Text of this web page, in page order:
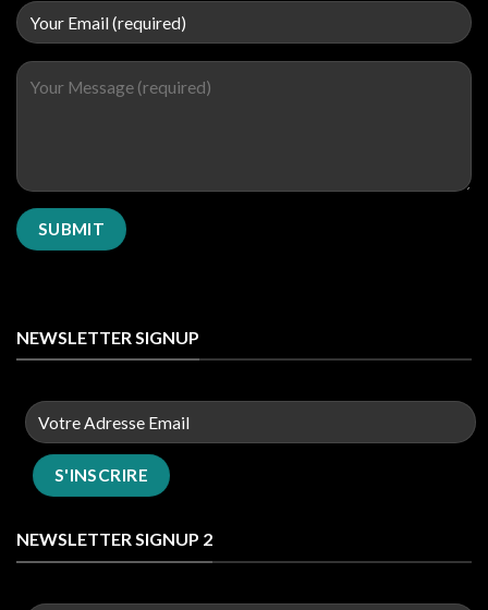
NEWSLETTER SIGNUP
NEWSLETTER SIGNUP 2